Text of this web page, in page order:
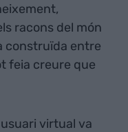
racons del món
construïda entre
feia creure que
virtual va